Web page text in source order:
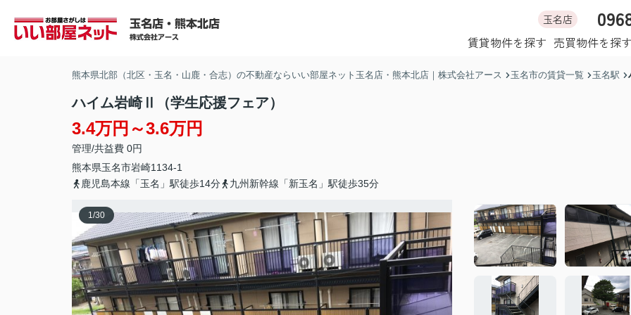
玉名店
賃貸物件を探す 売買物件を探
熊本県北部（北区・玉名・山鹿・合志）の不動産ならいい部屋ネット玉名店・熊本北店｜株式会社アース 玉名市の賃貸一覧 玉名駅
ハイム岩崎Ⅱ（学生応援フェア）
3.4万円～3.6万円
管理/共益費 0円
熊本県玉名市岩崎1134-1
鹿児島本線「玉名」駅徒歩14分
九州新幹線「新玉名」駅徒歩35分
1/30